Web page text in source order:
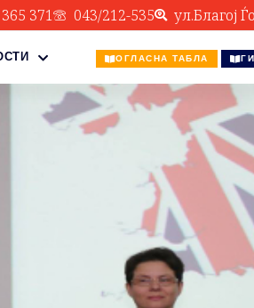
371 043/212-535 ул.Благој
ОГЛАСНА ТАБЛА